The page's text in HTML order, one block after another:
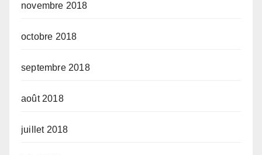
novembre 2018
octobre 2018
septembre 2018
août 2018
juillet 2018